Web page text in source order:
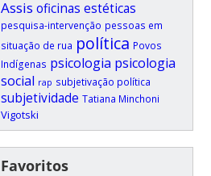
Assis oficinas estéticas
pesquisa-intervenção pessoas em
situação de rua política Povos
Indígenas psicologia psicologia
social rap subjetivação política
subjetividade Tatiana Minchoni
Vigotski
Favoritos